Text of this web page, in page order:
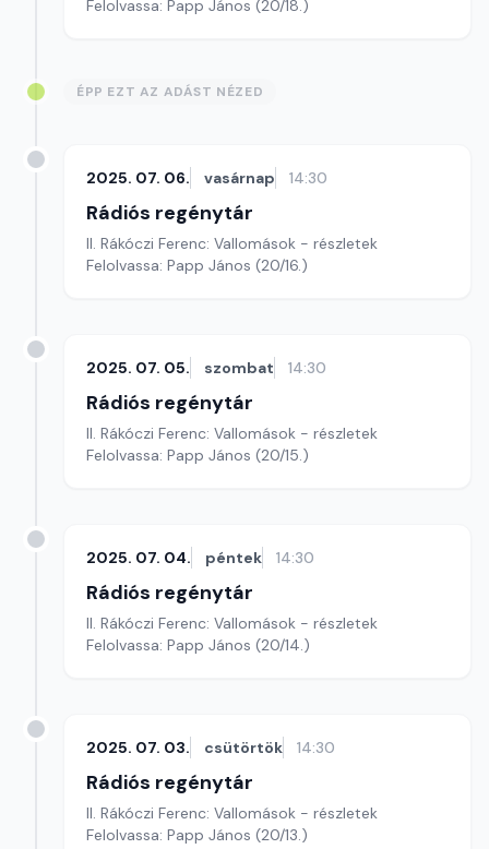
Felolvassa: Papp János (20/18.)
ÉPP EZT AZ ADÁST NÉZED
2025. 07. 06. vasárnap 14:30
Rádiós regénytár
II. Rákóczi Ferenc: Vallomások - részletek
Felolvassa: Papp János (20/16.)
2025. 07. 05. szombat 14:30
Rádiós regénytár
II. Rákóczi Ferenc: Vallomások - részletek
Felolvassa: Papp János (20/15.)
2025. 07. 04. péntek 14:30
Rádiós regénytár
II. Rákóczi Ferenc: Vallomások - részletek
Felolvassa: Papp János (20/14.)
2025. 07. 03. csütörtök 14:30
Rádiós regénytár
II. Rákóczi Ferenc: Vallomások - részletek
Felolvassa: Papp János (20/13.)